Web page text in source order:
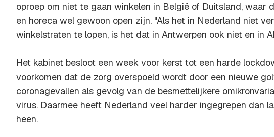
oproep om niet te gaan winkelen in België of Duitsland, waar
en horeca wel gewoon open zijn. "Als het in Nederland niet
winkelstraten te lopen, is het dat in Antwerpen ook niet en in
Het kabinet besloot een week voor kerst tot een harde
voorkomen dat de zorg overspoeld wordt door een nieuwe
coronagevallen als gevolg van de besmettelijkere
virus. Daarmee heeft Nederland veel harder ingegrepen dan
heen.